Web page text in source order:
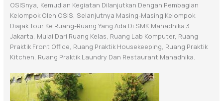
OSISnya, Kemudian Kegiatan Dilanjutkan Dengan Pembagian
Kelompok Oleh OSIS, Selanjutnya Masing-Masing Kelompok
Diajak Tour Ke Ruang-Ruang Yang Ada Di SMK Mahadhika 3
Jakarta, Mulai Dari Ruang Kelas, Ruang Lab Komputer, Ruang
Praktik Front Office, Ruang Praktik Housekeeping, Ruang Praktik
Kitchen, Ruang Praktik Laundry Dan Restaurant Mahadhika.